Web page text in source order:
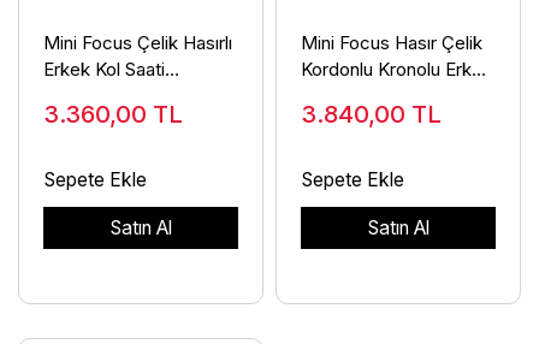
Mini Focus Çelik Hasırlı
Erkek Kol Saati
3.360,00 TL
Sepete Ekle
Satın Al
Mini Focus Hasır Çelik
Kordonlu Kronolu Erkek
3.840,00 TL
Sepete Ekle
Satın Al